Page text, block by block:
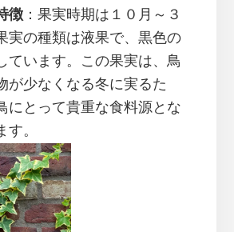
徴：果実時期は１０月～３
実の種類は液果で、黒色の
ています。この果実は、鳥
が少なくなる冬に実るた
にとって貴重な食料源とな
す。